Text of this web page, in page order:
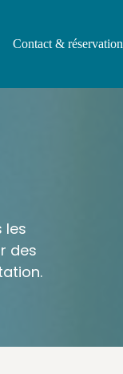
Contact & réservation
les
des